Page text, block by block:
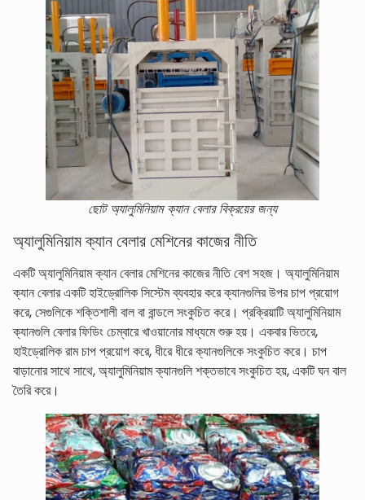
ছোট অ্যালুমিনিয়াম ক্যান বেলার বিক্রয়ের জন্য
অ্যালুমিনিয়াম ক্যান বেলার মেশিনের কাজের নীতি
একটি অ্যালুমিনিয়াম ক্যান বেলার মেশিনের কাজের নীতি বেশ সহজ। অ্যালুমিনিয়াম
ক্যান বেলার একটি হাইড্রোলিক সিস্টেম ব্যবহার করে ক্যানগুলির উপর চাপ প্রয়োগ
করে, সেগুলিকে শক্তিশালী বাল বা বান্ডলে সংকুচিত করে। প্রক্রিয়াটি অ্যালুমিনিয়াম
ক্যানগুলি বেলার ফিডিং চেম্বারে খাওয়ানোর মাধ্যমে শুরু হয়। একবার ভিতরে,
হাইড্রোলিক রাম চাপ প্রয়োগ করে, ধীরে ধীরে ক্যানগুলিকে সংকুচিত করে। চাপ
বাড়ানোর সাথে সাথে, অ্যালুমিনিয়াম ক্যানগুলি শক্তভাবে সংকুচিত হয়, একটি ঘন বাল
তৈরি করে।